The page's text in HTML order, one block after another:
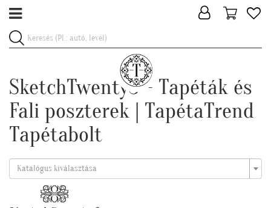
SketchTwenty3 - Tapéták és
Fali poszterek | TapétaTrend
Tapétabolt
Katalógus kiválasztása